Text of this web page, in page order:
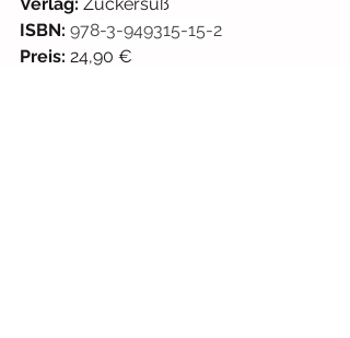
ISBN: 978-3-949315-15-2
Preis: 24,90 €